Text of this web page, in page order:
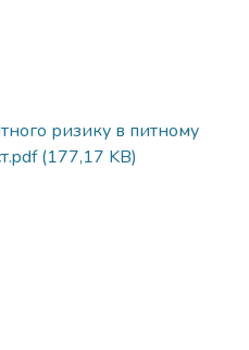
ризику в питному
(177,17 KB)